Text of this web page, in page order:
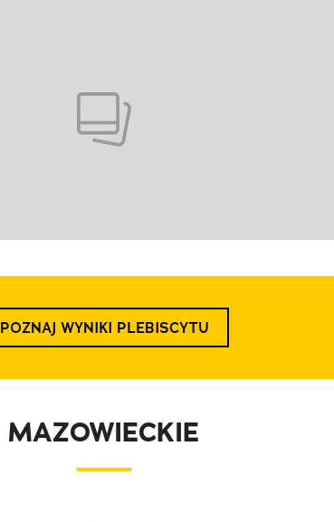
POZNAJ WYNIKI PLEBISCYTU
MAZOWIECKIE